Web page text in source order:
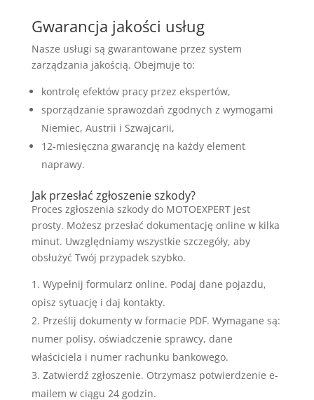
Gwarancja jakości usług
Nasze usługi są gwarantowane przez system
zarządzania jakością. Obejmuje to:
kontrolę efektów pracy przez ekspertów,
sporządzanie sprawozdań zgodnych z wymogami
Niemiec, Austrii i Szwajcarii,
12-miesięczna gwarancję na każdy element
naprawy.
Jak przesłać zgłoszenie szkody?
Proces zgłoszenia szkody do MOTOEXPERT jest
prosty. Możesz przesłać dokumentację online w kilka
minut. Uwzględniamy wszystkie szczegóły, aby
obsłużyć Twój przypadek szybko.
Wypełnij formularz online. Podaj dane pojazdu,
opisz sytuację i daj kontakty.
Prześlij dokumenty w formacie PDF. Wymagane są:
numer polisy, oświadczenie sprawcy, dane
właściciela i numer rachunku bankowego.
Zatwierdź zgłoszenie. Otrzymasz potwierdzenie e-
mailem w ciągu 24 godzin.